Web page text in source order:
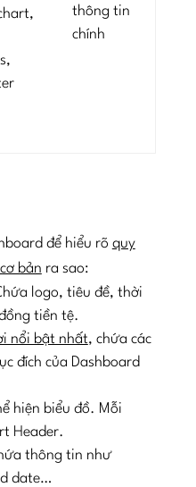
thông tin
chính
để hiểu rõ quy
bản ra sao:
logo, tiêu đề, thời
tiền tệ.
nổi bật nhất, chứa các
đích của Dashboard
hiện biểu đồ. Mỗi
Header.
thông tin như
date…